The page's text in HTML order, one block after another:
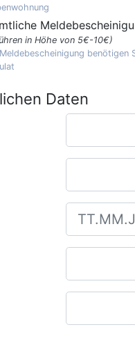
in Höhe von 5€-10€)
Daten